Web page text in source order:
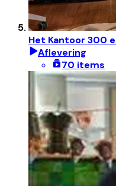
Het Kantoor 300
Aflevering
70 items